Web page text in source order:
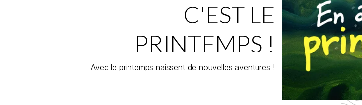
C'EST LE
PRINTEMPS !
Avec le printemps naissent de nouvelles aventures !